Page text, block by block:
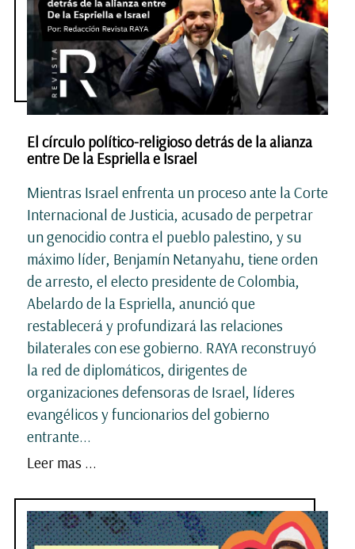
El círculo político-religioso detrás de la alianza
entre De la Espriella e Israel
Mientras Israel enfrenta un proceso ante la Corte
Internacional de Justicia, acusado de perpetrar
un genocidio contra el pueblo palestino, y su
máximo líder, Benjamín Netanyahu, tiene orden
de arresto, el electo presidente de Colombia,
Abelardo de la Espriella, anunció que
restablecerá y profundizará las relaciones
bilaterales con ese gobierno. RAYA reconstruyó
la red de diplomáticos, dirigentes de
organizaciones defensoras de Israel, líderes
evangélicos y funcionarios del gobierno
entrante...
Leer mas ...